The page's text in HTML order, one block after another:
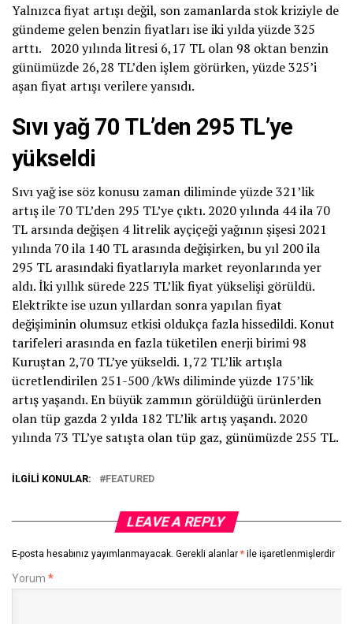
Yalnızca fiyat artışı değil, son zamanlarda stok kriziyle de
gündeme gelen benzin fiyatları ise iki yılda yüzde 325
arttı. 2020 yılında litresi 6,17 TL olan 98 oktan benzin
günümüzde 26,28 TL’den işlem görürken, yüzde 325’i
aşan fiyat artışı verilere yansıdı.
Sıvı yağ 70 TL’den 295 TL’ye
yükseldi
Sıvı yağ ise söz konusu zaman diliminde yüzde 321’lik
artış ile 70 TL’den 295 TL’ye çıktı. 2020 yılında 44 ila 70
TL arsında değişen 4 litrelik ayçiçeği yağının şişesi 2021
yılında 70 ila 140 TL arasında değişirken, bu yıl 200 ila
295 TL arasındaki fiyatlarıyla market reyonlarında yer
aldı. İki yıllık sürede 225 TL’lik fiyat yükselişi görüldü.
Elektrikte ise uzun yıllardan sonra yapılan fiyat
değişiminin olumsuz etkisi oldukça fazla hissedildi. Konut
tarifeleri arasında en fazla tüketilen enerji birimi 98
Kuruştan 2,70 TL’ye yükseldi. 1,72 TL’lik artışla
ücretlendirilen 251-500 /kWs diliminde yüzde 175’lik
artış yaşandı. En büyük zammın görüldüğü ürünlerden
olan tüp gazda 2 yılda 182 TL’lik artış yaşandı. 2020
yılında 73 TL’ye satışta olan tüp gaz, günümüzde 255 TL.
İLGILI KONULAR: FEATURED
LEAVE A REPLY
E-posta hesabınız yayımlanmayacak. Gerekli alanlar * ile işaretlenmişlerdir
Yorum *